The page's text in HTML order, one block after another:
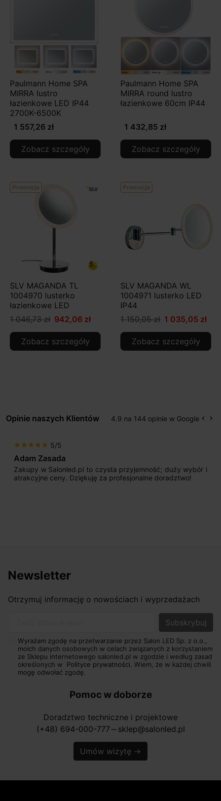
Paulmann Home SPA
MIRRA lustro
łazienkowe LED IP44
2700K-6500K
1 557,26 zł
Zobacz szczegóły
Paulmann Home SPA
MIRRA round lustro
łazienkowe 60cm IP44
1 432,85 zł
Zobacz szczegóły
Promocja
SLV MAGANDA TL
1004970 lusterko
łazienkowe LED
1 046,73 zł 942,06 zł
Zobacz szczegóły
Promocja
SLV MAGANDA WL
1004971 lusterko LED
IP44
1 150,05 zł 1 035,05 zł
Zobacz szczegóły
Opinie naszych Klientów 4.9 na 144 opinie w Google keyboard_arrow_left keyboard_arrow_right
star star star star star 5/5
Adam Zasada
Zakupy w Salonled.pl to czysta przyjemność; duży wybór i
atrakcyjne ceny. Dziękuję za profesjonalne doradztwo!
Newsletter
Otrzymuj informację o nowościach i wyprzedażach
Wyrażam zgodę na przetwarzanie przez Salon LED Sp. z o.o.,
moich danych osobowych w celach związanych z korzystaniem
ze Sklepu internetowego salonled.pl w zgodzie i według zasad
określonych w Polityce prywatności. Wiem, że w każdej chwili
mogę odwołać zgodę.
Pomoc w doborze
Doradztwo techniczne i projektowe
(+48) 694-000-777 horizontal_rule sklep@salonled.pl
Umów wizytę →